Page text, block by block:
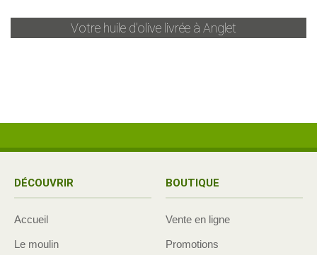
Votre huile d'olive livrée à Anglet
DÉCOUVRIR
Accueil
Le moulin
BOUTIQUE
Vente en ligne
Promotions